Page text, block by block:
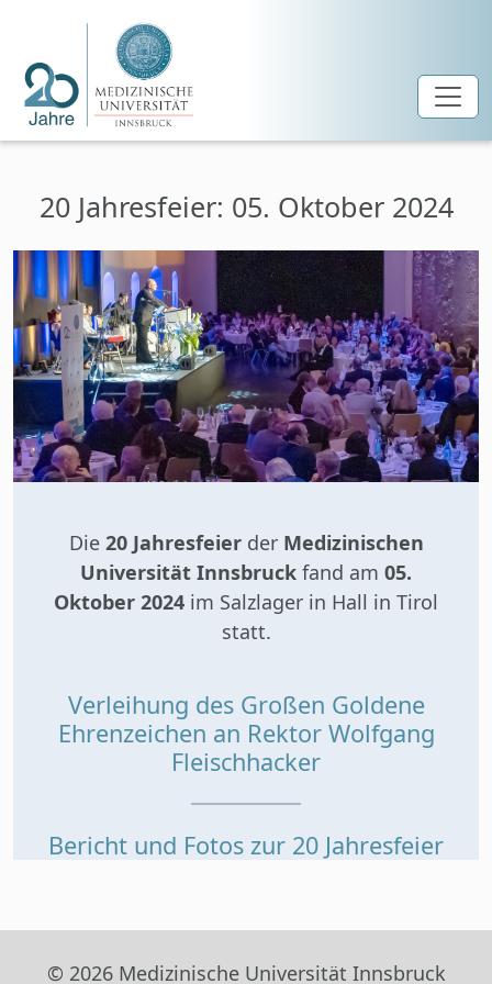
Zum Hauptinhalt springen
20 Jahresfeier: 05. Oktober 2024
Die 20 Jahresfeier derMedizinischen
Universität Innsbruck fand am 05.
Oktober 2024 im Salzlager in Hall in Tirol
statt.
Verleihung des Großen Goldene
Ehrenzeichen an Rektor Wolfgang
Fleischhacker
Bericht und Fotos zur 20 Jahresfeier
© 2026 Medizinische Universität Innsbruck